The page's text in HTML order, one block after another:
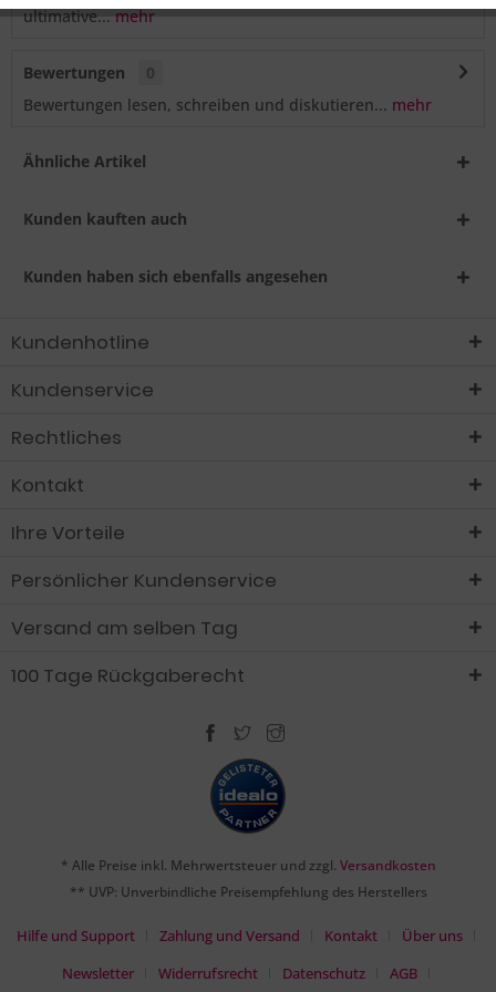
ultimative...mehr
Bewertungen
0
Bewertungen lesen, schreiben und diskutieren... mehr
Ähnliche Artikel
Kunden kauften auch
Kunden haben sich ebenfalls angesehen
Kundenhotline
Kundenservice
Rechtliches
Kontakt
Ihre Vorteile
Persönlicher Kundenservice
Versand am selben Tag
100 Tage Rückgaberecht
* Alle Preise inkl. Mehrwertsteuer und zzgl. Versandkosten
** UVP: Unverbindliche Preisempfehlung des Herstellers
Hilfe und Support Zahlung und Versand Kontakt
Über uns
Newsletter
Widerrufsrecht Datenschutz AGB